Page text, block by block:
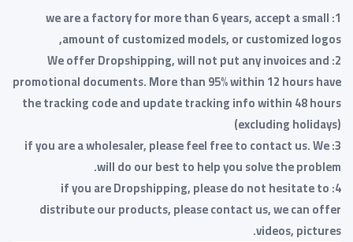
1: we are a factory for more than 6 years, accept a small
amount of customized models, or customized logos,
2: We offer Dropshipping, will not put any invoices and
promotional documents. More than 95% within 12 hours have
the tracking code and update tracking info within 48 hours
(excluding holidays)
3: if you are a wholesaler, please feel free to contact us. We
will do our best to help you solve the problem.
4: if you are Dropshipping, please do not hesitate to
distribute our products, please contact us, we can offer
videos, pictures.